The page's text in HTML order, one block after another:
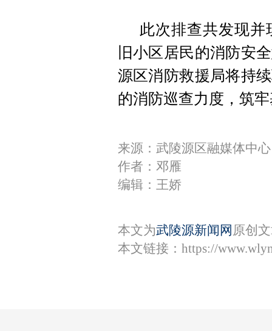
此次排查共发现并
旧小区居民的消防安
源区消防救援局将持
的消防巡查力度，筑
来源：武陵源区融媒体中心
作者：邓雁
编辑：王娇
本文为武陵源新闻网 原创
本文链接： https://